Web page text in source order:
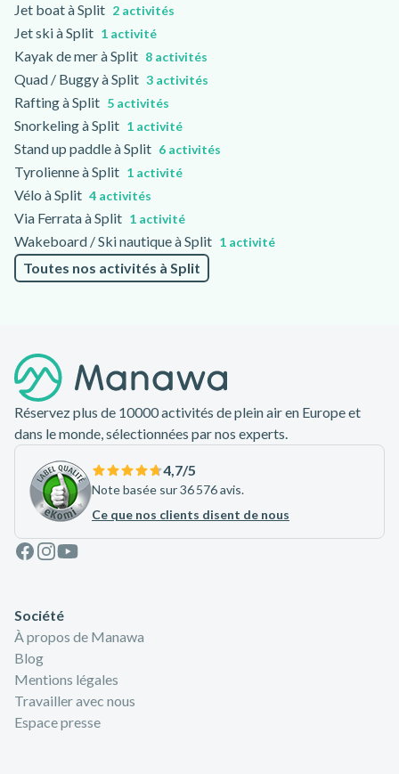
Jet boat à Split 2 activités
Jet ski à Split 1 activité
Kayak de mer à Split 8 activités
Quad / Buggy à Split 3 activités
Rafting à Split 5 activités
Snorkeling à Split 1 activité
Stand up paddle à Split 6 activités
Tyrolienne à Split 1 activité
Vélo à Split 4 activités
Via Ferrata à Split 1 activité
Wakeboard / Ski nautique à Split 1 activité
Toutes nos activités à Split
Réservez plus de 10000 activités de plein air en Europe et
dans le monde, sélectionnées par nos experts.
4,7/5
Note basée sur 36 576 avis.
Ce que nos clients disent de nous
Facebook
Instagram
Youtube
Société
À propos de Manawa
Blog
Mentions légales
Travailler avec nous
Espace presse